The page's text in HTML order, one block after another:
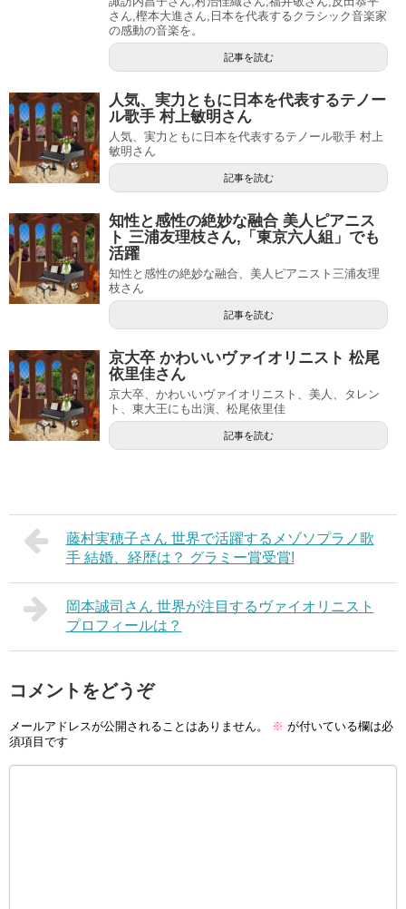
さん,樫本大進さん,日本を代表するクラシック音楽家
の感動の音楽を。
記事を読む
人気、実力ともに日本を代表するテノー
ル歌手 村上敏明さん
人気、実力ともに日本を代表するテノール歌手 村上
敏明さん
記事を読む
知性と感性の絶妙な融合 美人ピアニス
ト 三浦友理枝さん,「東京六人組」でも
活躍
知性と感性の絶妙な融合、美人ピアニスト三浦友理
枝さん
記事を読む
京大卒 かわいいヴァイオリニスト 松尾
依里佳さん
京大卒、かわいいヴァイオリニスト、美人、タレン
ト、東大王にも出演、松尾依里佳
記事を読む
藤村実穂子さん 世界で活躍するメゾソプラノ歌
手 結婚、経歴は？ グラミー賞受賞!
岡本誠司さん 世界が注目するヴァイオリニスト
プロフィールは？
コメントをどうぞ
メールアドレスが公開されることはありません。 ※ が付いている欄は必
須項目です